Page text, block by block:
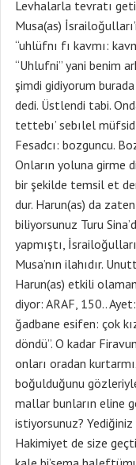
Levhalarla tevratı
Musa(as)
“uhlüfnı fı kavmı:
“Uhlufni” yani benim
şimdi gidiyorum
dedi. Üstlendi tabi.
tettebı’ sebılel
Fesadcı: bozguncu.
Onların yoluna girme
bir şekilde temsil et
dur. Harun(as) da
biliyorsunuz Turu
yapmıştı,
Musa’nın ilahıdır.
Harun(as) etkili
diyor: ARAF, 150..
ğadbane esifen: çok
döndü”. O kadar
onları oradan
boğulduğunu
mallar bunların eline
istiyorsunuz?
Hakimiyet de size